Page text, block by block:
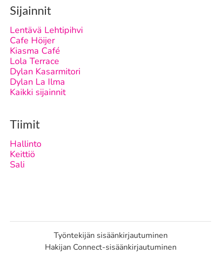
Sijainnit
Lentävä Lehtipihvi
Cafe Höijer
Kiasma Café
Lola Terrace
Dylan Kasarmitori
Dylan La Ilma
Kaikki sijainnit
Tiimit
Hallinto
Keittiö
Sali
Työntekijän sisäänkirjautuminen
Hakijan Connect-sisäänkirjautuminen